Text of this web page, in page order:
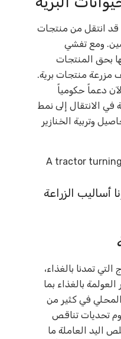
قد انتقل من منتجات
ومع تفشي
بحق المنتجات
ما أدى إلى أغلاق 20 ألف مزرعة منتجات برية.
دعماً حكومياً
في الانتقال إلى نمط
وتربية الخنازير
أساليب الزراعة
تمدنا بالغذاء،
بالغذاء بما
المحلي في كثير من
تحديات تناقص
اليد العاملة ما